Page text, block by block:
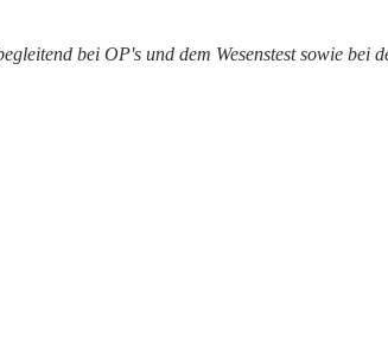
bei OP's und dem Wesenstest sowie